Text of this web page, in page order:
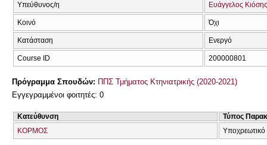
Υπεύθυνος/η Ευάγγελος Κιόσης
Κοινό Όχι
Κατάσταση Ενεργό
Course ID 200000801
Πρόγραμμα Σπουδών: ΠΠΣ Τμήματος Κτηνιατρικής (2020-2021)
Εγγεγραμμένοι φοιτητές: 0
Κατεύθυνση
Τύπος
ΚΟΡΜΟΣ
Υποχρεωτικό